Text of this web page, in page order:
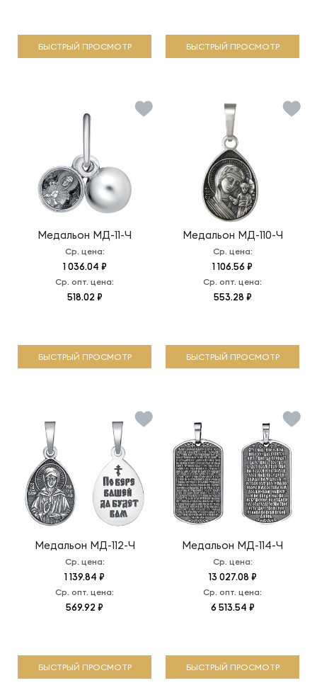
БЫСТРЫЙ ПРОСМОТР БЫСТРЫЙ ПРОСМОТР
Медальон МД-11-Ч
Ср. цена:
1 036.04 ₽
Ср. опт. цена:
518.02 ₽
БЫСТРЫЙ ПРОСМОТР
Медальон МД-110-Ч
Ср. цена:
1 106.56 ₽
Ср. опт. цена:
553.28 ₽
БЫСТРЫЙ ПРОСМОТР
Медальон МД-112-Ч
Ср. цена:
1 139.84 ₽
Ср. опт. цена:
569.92 ₽
БЫСТРЫЙ ПРОСМОТР
Медальон МД-114-Ч
Ср. цена:
13 027.08 ₽
Ср. опт. цена:
6 513.54 ₽
БЫСТРЫЙ ПРОСМОТР